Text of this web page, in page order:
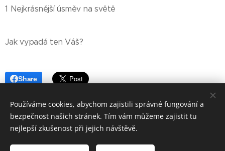
1 Nejkrásnější úsměv na světě
Jak vypadá ten Váš?
Share
© 2021 - 23 ZÁPISKY MÁMY AUTISTY
Používáme cookies, abychom zajistili správné fungování a
bezpečnost našich stránek. Tím vám můžeme zajistit tu
nejlepší zkušenost při jejich návštěvě.